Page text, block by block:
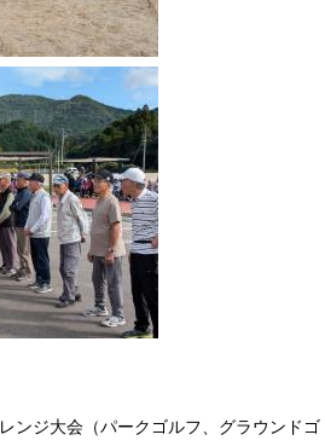
ンジ大会（パークゴルフ、グラウンドゴ